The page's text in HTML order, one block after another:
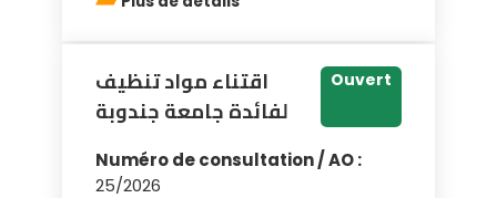
اقتناء مواد تنظيف
لفائدة جامعة جندوبة
Ouvert
Numéro de consultation / AO :
25/2026